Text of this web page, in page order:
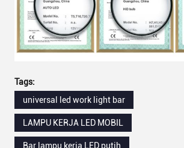
Tags:
universal led work light bar
LAMPU KERJA LED MOBIL
Bar lampu kerja LED putih